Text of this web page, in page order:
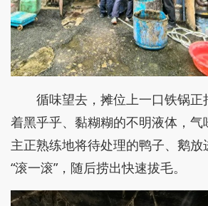
循味望去，摊位上一口铁锅正
着黑乎乎、黏糊糊的不明液体，
主正熟练地将待处理的鸭子、鹅放
“滚一滚”，随后捞出快速拔毛。